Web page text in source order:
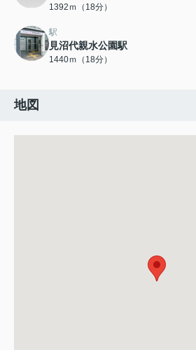
1392ｍ（18分）
駅
見沼代親水公園駅
1440ｍ（18分）
地図